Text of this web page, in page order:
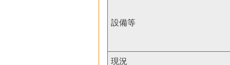
設備等
現況